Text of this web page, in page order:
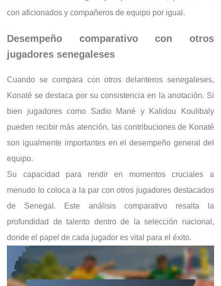
con aficionados y compañeros de equipo por igual.
Desempeño comparativo con otros
jugadores senegaleses
Cuando se compara con otros delanteros senegaleses,
Konaté se destaca por su consistencia en la anotación. Si
bien jugadores como Sadio Mané y Kalidou Koulibaly
pueden recibir más atención, las contribuciones de Konaté
son igualmente importantes en el desempeño general del
equipo.
Su capacidad para rendir en momentos cruciales a
menudo lo coloca a la par con otros jugadores destacados
de Senegal. Este análisis comparativo resalta la
profundidad de talento dentro de la selección nacional,
donde el papel de cada jugador es vital para el éxito.